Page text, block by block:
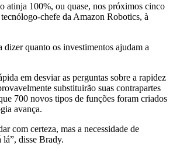
atinja 100%, ou quase, nos próximos cinco
chefe da Amazon Robotics, à
dizer quanto os investimentos ajudam a
em desviar as perguntas sobre a rapidez
substituirão suas contrapartes
700 novos tipos de funções foram criados
avança.
com certeza, mas a necessidade de
lá”, disse Brady.